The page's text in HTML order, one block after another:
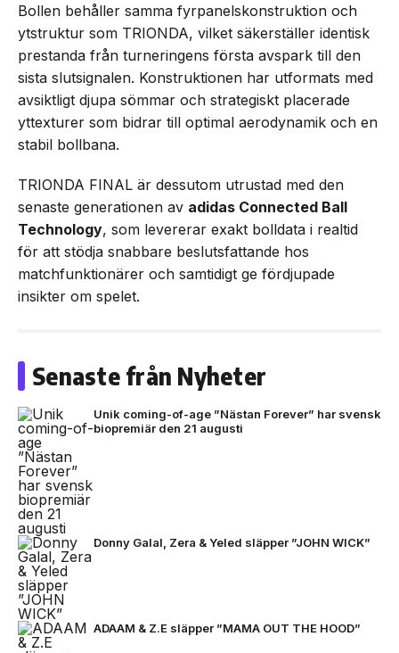
Bollen behåller samma fyrpanelskonstruktion och
ytstruktur som TRIONDA, vilket säkerställer identisk
prestanda från turneringens första avspark till den
sista slutsignalen. Konstruktionen har utformats med
avsiktligt djupa sömmar och strategiskt placerade
yttexturer som bidrar till optimal aerodynamik och en
stabil bollbana.
TRIONDA FINAL är dessutom utrustad med den
senaste generationen av adidas Connected Ball
Technology, som levererar exakt bolldata i realtid
för att stödja snabbare beslutsfattande hos
matchfunktionärer och samtidigt ge fördjupade
insikter om spelet.
Senaste från Nyheter
Unik coming-of-age ”Nästan Forever” har svensk
biopremiär den 21 augusti
Donny Galal, Zera & Yeled släpper ”JOHN WICK”
ADAAM & Z.E släpper ”MAMA OUT THE HOOD”